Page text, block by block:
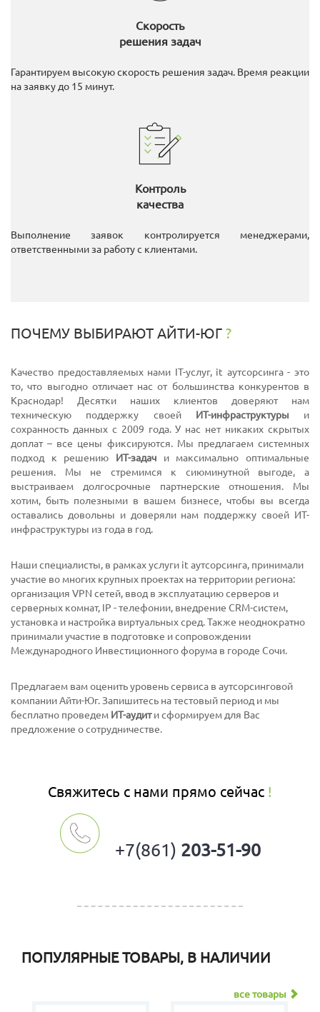
Скорость
решения задач
Гарантируем высокую скорость решения задач. Время реакции
на заявку до 15 минут.
Контроль
качества
Выполнение заявок контролируется менеджерами,
ответственными за работу с клиентами.
ПОЧЕМУ ВЫБИРАЮТ АЙТИ-ЮГ ?
Качество предоставляемых нами IT-услуг, it аутсорсинга - это
то, что выгодно отличает нас от большинства конкурентов в
Краснодар! Десятки наших клиентов доверяют нам
техническую поддержку своей ИТ-инфраструктуры и
сохранность данных с 2009 года. У нас нет никаких скрытых
доплат – все цены фиксируются. Мы предлагаем системных
подход к решению ИТ-задач и максимально оптимальные
решения. Мы не стремимся к сиюминутной выгоде, а
выстраиваем долгосрочные партнерские отношения. Мы
хотим, быть полезными в вашем бизнесе, чтобы вы всегда
оставались довольны и доверяли нам поддержку своей ИТ-
инфраструктуры из года в год.
Наши специалисты, в рамках услуги it аутсорсинга, принимали
участие во многих крупных проектах на территории региона:
организация VPN сетей, ввод в эксплуатацию серверов и
серверных комнат, IP - телефонии, внедрение CRM-систем,
установка и настройка виртуальных сред. Также неоднократно
принимали участие в подготовке и сопровождении
Международного Инвестиционного форума в городе Сочи.
Предлагаем вам оценить уровень сервиса в аутсорсинговой
компании Айти-Юг. Запишитесь на тестовый период и мы
бесплатно проведем ИТ-аудити сформируем для Вас
предложение о сотрудничестве.
Свяжитесь с нами прямо сейчас !
+7(861) 203-51-90
ПОПУЛЯРНЫЕ ТОВАРЫ, В НАЛИЧИИ
все товары